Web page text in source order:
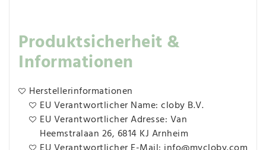
Produktsicherheit &
Informationen
Herstellerinformationen
EU Verantwortlicher Name: cloby B.V.
EU Verantwortlicher Adresse: Van
Heemstralaan 26, 6814 KJ Arnheim